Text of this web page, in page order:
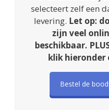
selecteert zelf een
levering. Let op:
zijn veel
beschikbaar.
klik hieronder
Bestel de